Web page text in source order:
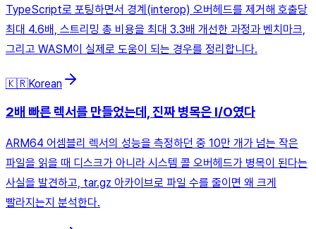
TypeScript로 포팅하면서 경계(interop) 오버헤드를 제거해 호출당
최대 4.6배, 스트리밍 총 비용을 최대 3.3배 개선한 과정과 벤치마크,
그리고 WASM이 실제로 도움이 되는 경우를 정리합니다.
🇰🇷Korean
2배 빠른 렉서를 만들었는데, 진짜 병목은 I/O였다
ARM64 어셈블리 렉서의 성능을 측정하던 중 10만 개가 넘는 작은
파일을 읽을 때 디스크가 아니라 시스템 콜 오버헤드가 병목이 된다는
사실을 발견하고, tar.gz 아카이브로 파일 수를 줄이면 왜 크게
빨라지는지 분석한다.